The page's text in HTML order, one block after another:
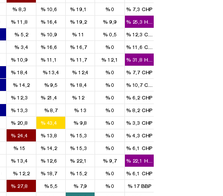
% 8,3 %10,6 %19,1 %0 % 7,3 CHP
% 11,8 %16,4 %19,2 % 9,9 %25,3HADEP
% 5,2 %10,9 % 11
2
% 0,5 %12,3CHP
% 3,4 %16,6 %16,7 %0 %11,6CHP
% 10,9 %11,1 %11,7 % 12,1 %31,8HADEP
% 18,4 %13,4 %12,4 %0 % 7,7 CHP
% 14,2 %9,5 %18,4 %0 %10,7CHP
% 12,3
1
%21,4 % 12
1
%0 % 6,2 CHP
% 13,3 %8,7 % 13 %0 % 8,2 CHP
% 20,8 %43,4 %9,8 %0 % 3,3 CHP
% 24,4 %13,8 %15,3 %0 % 4,3 CHP
%15 %14,2 %15,3 %0 % 6,1 CHP
% 13,4 %12,6 %22,1 % 9,7 %22,1HADEP
% 12,2 %18,7 %15,2 %0 % 6,1 CHP
% 27,8
3
%5,5 %7,9 %0 %17BBP
2